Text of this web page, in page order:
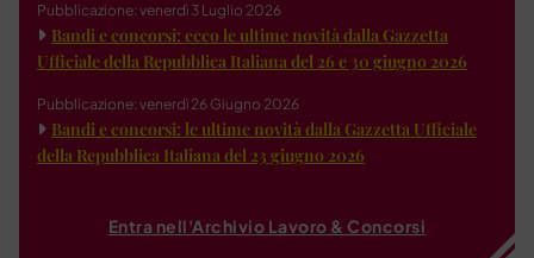
Pubblicazione: venerdì 3 Luglio 2026
Bandi e concorsi: ecco le ultime novità dalla Gazzetta
Ufficiale della Repubblica Italiana del 26 e 30 giugno 2026
Pubblicazione: venerdì 26 Giugno 2026
Bandi e concorsi: le ultime novità dalla Gazzetta Ufficiale
della Repubblica Italiana del 23 giugno 2026
Entra nell'Archivio Lavoro & Concorsi